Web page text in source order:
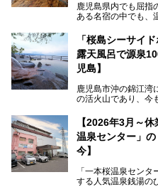
今回は「ちくりん温
ついて、徹底レビュ
鹿児島県内でも屈指
ある名宿の中でも、
山荘）」です。
最大の魅力は、ここ
「自噴混合泉」。今
べく宿泊し、実際に
レポートします。
また、気軽に立ち寄
併せて解説。温泉
迫ります。
「桜島シーサイ
露天風呂で源泉
児島】
鹿児島市沖の錦江湾
の活火山であり、今
ートホテル。最大
呂でしょう。源泉
ファンを魅了する存
今回筆者自ら宿泊。
食事やアクセスな
【2026年3月～
温泉センター」
今】
「一本桜温泉セン
する人気温泉銭湯の